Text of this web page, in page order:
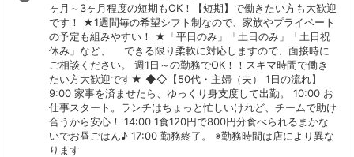
ヶ月～3ヶ月程度の短期もOK！【短期】で働きたい方も大歓迎
です！ ★1週間毎の希望シフト制なので、家族やプライベート
の予定も組みやすい！ ★「平日のみ」「土日のみ」「土日祝
休み」など、 できる限り柔軟に対応しますので、面接時に
ご相談ください。 週1日～の勤務でOK！！スキマ時間で働き
たい方大歓迎です★ ◆◇【50代・主婦（夫） 1日の流れ】
9:00 家事を済ませたら、ゆっくり身支度して出勤。 10:00 お
仕事スタート。ランチはちょっと忙しいけれど、チームで助け
合うから安心！ 14:00 1食120円で800円分食べられるまかな
いでお昼ごはん♪ 17:00 勤務終了。 ※勤務時間は店により異な
ります